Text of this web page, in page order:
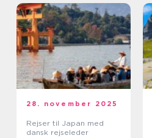
28. november 2025
Rejser til Japan med
dansk rejseleder